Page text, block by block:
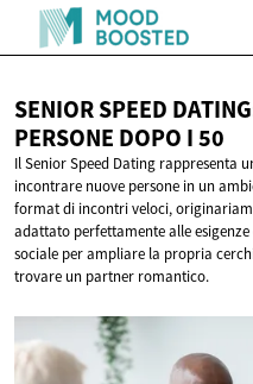
SENIOR SPEED
PERSONE DOPO I 50
Il Senior Speed Dating rappresenta
incontrare nuove persone in un
format di incontri veloci,
adattato perfettamente alle
sociale per ampliare la propria
trovare un partner romantico.